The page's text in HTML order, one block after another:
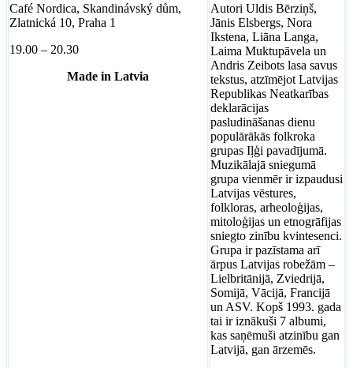
Café Nordica, Skandinávský dům,
Zlatnická 10, Praha 1
19.00 – 20.30
Made in Latvia
Autori Uldis Bērziņš,
Jānis Elsbergs, Nora
Ikstena, Liāna Langa,
Laima Muktupāvela un
Andris Zeibots lasa savus
tekstus, atzīmējot Latvijas
Republikas Neatkarības
deklarācijas
pasludināšanas dienu
populārākās folkroka
grupas Iļģi pavadījumā.
Muzikālajā sniegumā
grupa vienmēr ir izpaudusi
Latvijas vēstures,
folkloras, arheoloģijas,
mitoloģijas un etnogrāfijas
sniegto zinību kvintesenci.
Grupa ir pazīstama arī
ārpus Latvijas robežām –
Lielbritānijā, Zviedrijā,
Somijā, Vācijā, Francijā
un ASV. Kopš 1993. gada
tai ir iznākuši 7 albumi,
kas saņēmuši atzinību gan
Latvijā, gan ārzemēs.